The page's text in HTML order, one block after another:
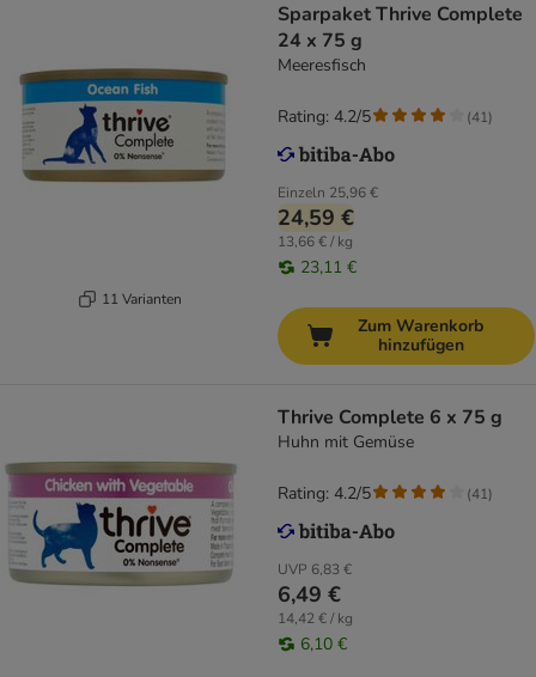
11 Varianten
Sparpaket Thrive Complete
24 x 75 g
Meeresfisch
Einzeln 25,96 €
24,59 €
13,66 € / kg
23,11 €
Rating: 4.2/5 (41)
Zum Warenkorb
hinzufügen
Thrive Complete 6 x 75 g
Huhn mit Gemüse
UVP 6,83 €
6,49 €
14,42 € / kg
6,10 €
Rating: 4.2/5 (41)